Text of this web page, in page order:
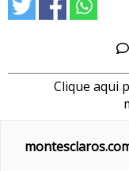
Clique aqui